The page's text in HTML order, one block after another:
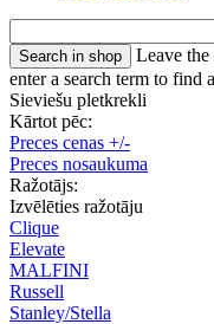
Leave
enter a search term to find
Sieviešu pletkrekli
Kārtot pēc:
Preces cenas +/-
Preces nosaukuma
Ražotājs:
Izvēlēties ražotāju
Clique
Elevate
MALFINI
Russell
Stanley/Stella